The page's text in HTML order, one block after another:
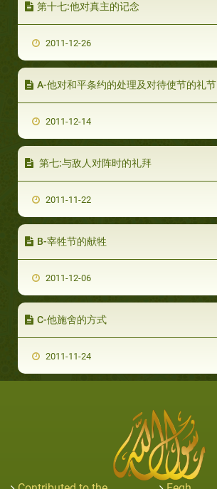
第十七:他对真主的记念
2011-12-26
A-他对和平条约的处理及对待使节的礼节
2011-12-14
第七:与敌人对阵时的礼拜
2011-11-22
B-宰牲节的献牲
2011-12-06
C-他施舍的方式
2011-11-24